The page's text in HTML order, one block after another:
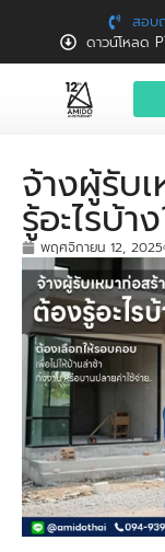
สอบ
ดาวน์โหลด
จ้างผู้รับ
รู้อะไรบ้า
พฤศจิกายน 12, 2025